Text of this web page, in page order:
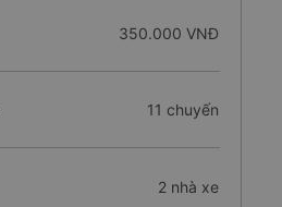
350.000 VNĐ
11 chuyến
2 nhà xe